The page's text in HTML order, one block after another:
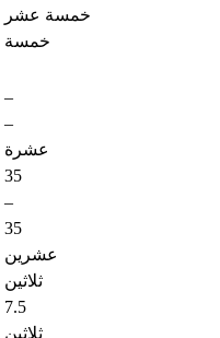
خمسة عشر
خمسة
–
–
عشرة
35
–
35
عشرين
ثلاثين
7.5
ثلاثين